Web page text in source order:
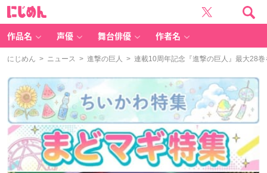
作品名 声優 舞台俳優 作者名
にじめん > ニュース > 進撃の巨人 > 連載10周年記念『進撃の巨人』最大28